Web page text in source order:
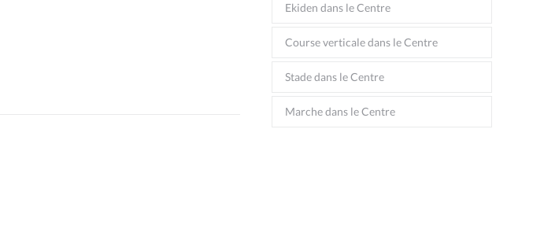
Ekiden dans le Centre
Course verticale dans le Centre
Stade dans le Centre
Marche dans le Centre